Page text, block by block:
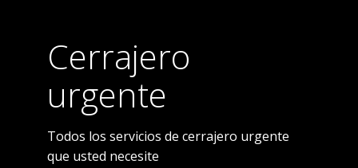
Cerrajero
urgente
Todos los servicios de cerrajero urgente
que usted necesite